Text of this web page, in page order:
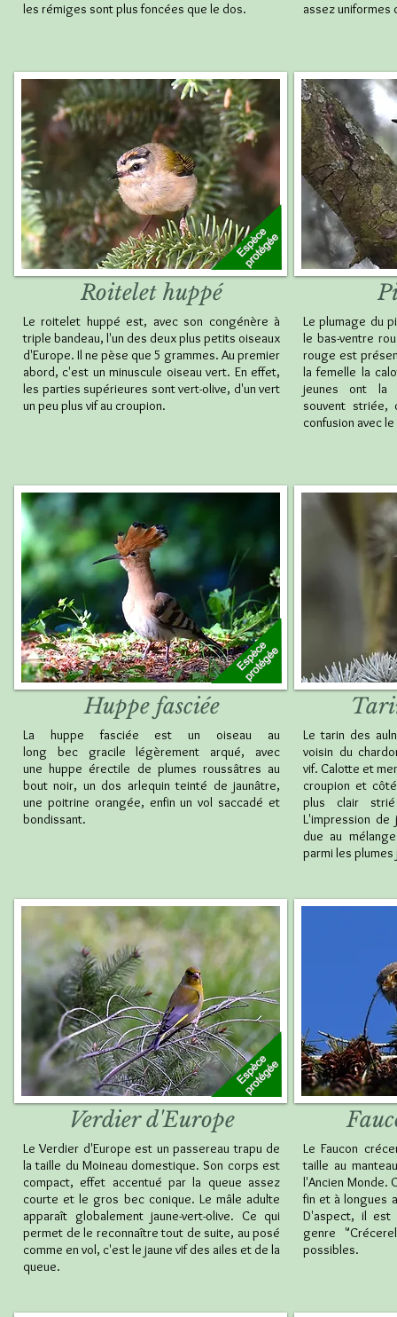
les rémiges sont plus foncées que le dos.
Roitelet huppé
Le roitelet huppé est, avec son congénère à
triple bandeau, l'un des deux plus petits oiseaux
d'Europe. Il ne pèse que 5 grammes. Au premier
abord, c'est un minuscule oiseau vert. En effet,
les parties supérieures sont vert-olive, d'un vert
un peu plus vif au croupion.
Huppe fasciée
La huppe fasciée est un oiseau au
long bec gracile légèrement arqué, avec
une huppe érectile de plumes roussâtres au
bout noir, un dos arlequin teinté de jaunâtre,
une poitrine orangée, enfin un vol saccadé et
bondissant.
Verdier d'Europe
Le Verdier d'Europe est un passereau trapu de
la taille du Moineau domestique. Son corps est
compact, effet accentué par la queue assez
courte et le gros bec conique. Le mâle adulte
apparaît globalement jaune-vert-olive. Ce qui
permet de le reconnaître tout de suite, au posé
comme en vol, c'est le jaune vif des ailes et de la
queue.
assez uniformes
Le plumage du
le bas-ventre
rouge est
la femelle la
jeunes ont la
souvent
confusion avec le
Le tarin des
voisin du
vif. Calotte et
croupion et
plus clair
L'impression
due au
parmi les
Le Faucon
taille au
l'Ancien Monde.
fin et à longues
D'aspect, il est
genre
possibles.